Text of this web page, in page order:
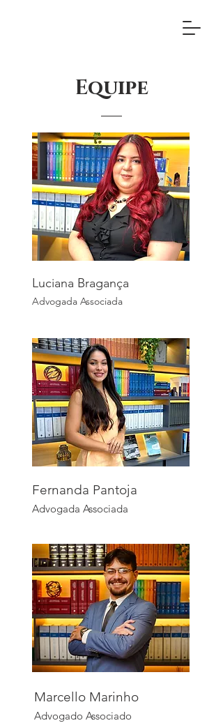
Equipe
Marcello Marinho
Advogado Associado
Fernanda Pantoja
Advogada Associada
Luciana Bragança
Advogada Associada